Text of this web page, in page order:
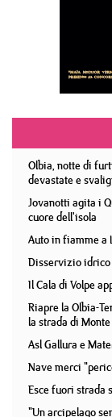
Olbia, notte di
devastate e
Jovanotti agita i
cuore dell'isola
Auto in fiamme a
Disservizio idrico
Il Cala di Volpe
Riapre la Olbia-
la strada di
Asl Gallura e
Nave merci
Esce fuori strada
"Un arcipelago